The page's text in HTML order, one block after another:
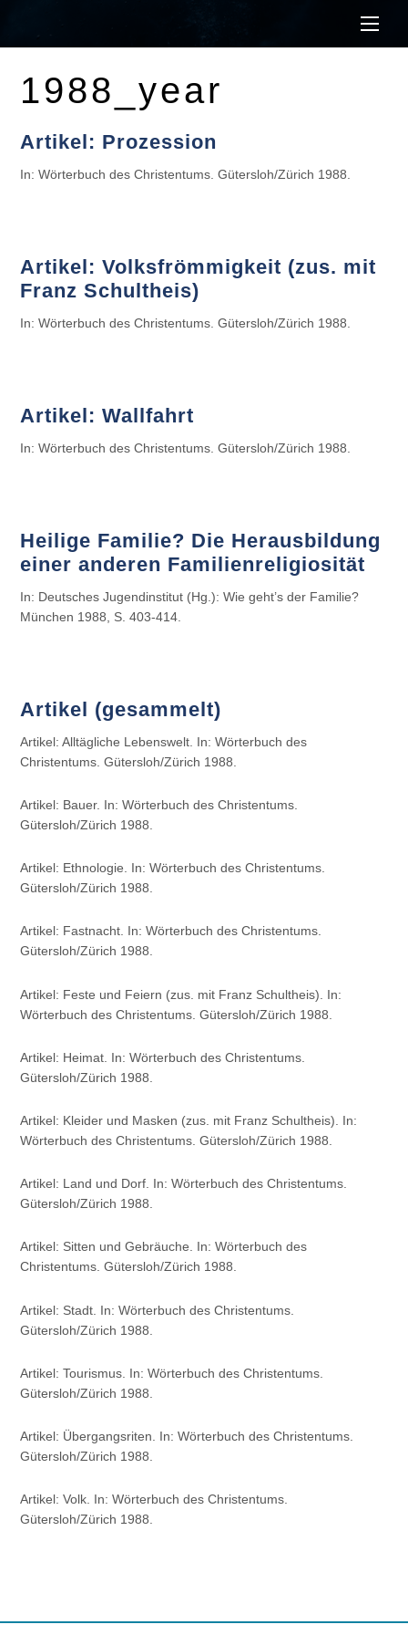
1988_year
Artikel: Prozession
In: Wörterbuch des Christentums. Gütersloh/Zürich 1988.
Artikel: Volksfrömmigkeit (zus. mit
Franz Schultheis)
In: Wörterbuch des Christentums. Gütersloh/Zürich 1988.
Artikel: Wallfahrt
In: Wörterbuch des Christentums. Gütersloh/Zürich 1988.
Heilige Familie? Die Herausbildung
einer anderen Familienreligiosität
In: Deutsches Jugendinstitut (Hg.): Wie geht’s der Familie?
München 1988, S. 403-414.
Artikel (gesammelt)
Artikel: Alltägliche Lebenswelt. In: Wörterbuch des
Christentums. Gütersloh/Zürich 1988.
Artikel: Bauer. In: Wörterbuch des Christentums.
Gütersloh/Zürich 1988.
Artikel: Ethnologie. In: Wörterbuch des Christentums.
Gütersloh/Zürich 1988.
Artikel: Fastnacht. In: Wörterbuch des Christentums.
Gütersloh/Zürich 1988.
Artikel: Feste und Feiern (zus. mit Franz Schultheis). In:
Wörterbuch des Christentums. Gütersloh/Zürich 1988.
Artikel: Heimat. In: Wörterbuch des Christentums.
Gütersloh/Zürich 1988.
Artikel: Kleider und Masken (zus. mit Franz Schultheis). In:
Wörterbuch des Christentums. Gütersloh/Zürich 1988.
Artikel: Land und Dorf. In: Wörterbuch des Christentums.
Gütersloh/Zürich 1988.
Artikel: Sitten und Gebräuche. In: Wörterbuch des
Christentums. Gütersloh/Zürich 1988.
Artikel: Stadt. In: Wörterbuch des Christentums.
Gütersloh/Zürich 1988.
Artikel: Tourismus. In: Wörterbuch des Christentums.
Gütersloh/Zürich 1988.
Artikel: Übergangsriten. In: Wörterbuch des Christentums.
Gütersloh/Zürich 1988.
Artikel: Volk. In: Wörterbuch des Christentums.
Gütersloh/Zürich 1988.